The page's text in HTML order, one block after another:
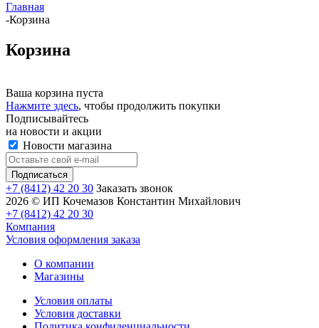
Главная
-Корзина
Корзина
Ваша корзина пуста
Нажмите здесь, чтобы продолжить покупки
Подписывайтесь
на новости и акции
Новости магазина
+7 (8412) 42 20 30 Заказать звонок
2026 © ИП Кочемазов Константин Михайлович
+7 (8412) 42 20 30
Компания
Условия оформления заказа
О компании
Магазины
Условия оплаты
Условия доставки